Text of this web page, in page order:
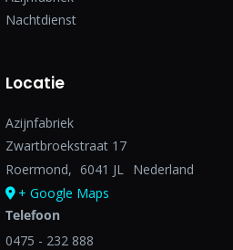
Nachtdienst
Locatie
Azijnfabriek
Zwartbroekstraat 17
Roermond, 6041 JL
Nederland
+ Google Maps
Telefoon
0475 - 232 888